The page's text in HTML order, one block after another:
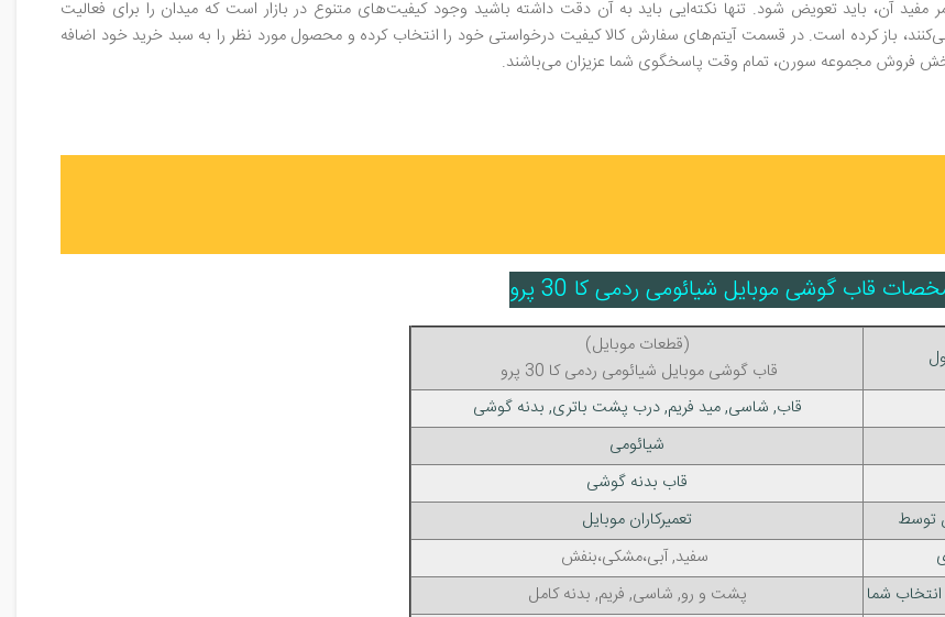
آن، باید تعویض شود. تنها نکته‌ایی باید به آن دقت داشته باشید وجود کیفیت‌های متنوع در بازار است که میدان را برای فعالیت
باز کرده است. در قسمت آیتم‌های سفارش کالا کیفیت درخواستی خود را انتخاب کرده و محصول مورد نظر را به سبد خرید خود اضافه
بخش فروش مجموعه سورن، تمام وقت پاسخگوی شما عزیزان می‌باشند.
قاب گوشی موبایل شیائومی ردمی کا 30 پرو
(قطعات موبایل)
قاب گوشی موبایل شیائومی ردمی کا 30 پرو
قاب, شاسی, مید فریم, درب پشت باتری, بدنه گوشی
شیائومی
قاب بدنه گوشی
توسط
تعمیرکاران موبایل
سفید, آبی،مشکی،بنفش
شما
پشت و رو, شاسی, فریم, بدنه کامل